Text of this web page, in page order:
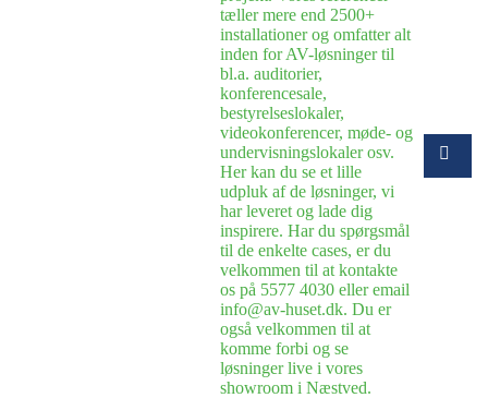
tæller mere end 2500+
installationer og omfatter alt
inden for AV-løsninger til
bl.a. auditorier,
konferencesale,
bestyrelseslokaler,
videokonferencer, møde- og
undervisningslokaler osv.
Her kan du se et lille
udpluk af de løsninger, vi
har leveret og lade dig
inspirere. Har du spørgsmål
til de enkelte cases, er du
velkommen til at kontakte
os på 5577 4030 eller email
info@av-huset.dk. Du er
også velkommen til at
komme forbi og se
løsninger live i vores
showroom i Næstved.